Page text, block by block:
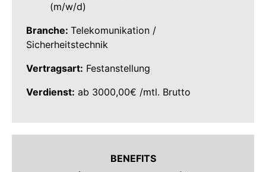
(m/w/d)
Branche: Telekomunikation /
Sicherheitstechnik
Vertragsart: Festanstellung
Verdienst: ab 3000,00€ /mtl. Brutto
BENEFITS